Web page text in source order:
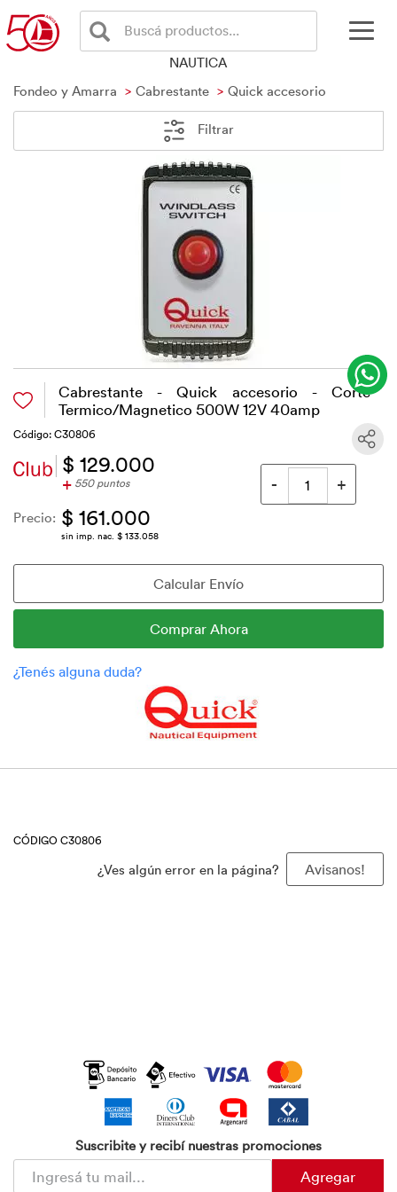
Buscá productos...
NAUTICA
Fondeo y Amarra
Cabrestante Quick accesorio
Filtrar
Cabrestante - Quick accesorio - Corte
Termico/Magnetico 500W 12V 40amp
Código: C30806
$ 129.000
+ 550 puntos
Precio: $ 161.000
sin imp. nac. $ 133.058
CÓDIGO C30806
¿Ves algún error en la página? Avisanos!
Suscribite y recibí nuestras promociones
Agregar